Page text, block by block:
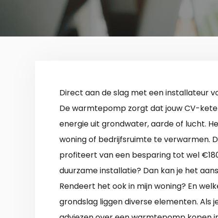
Direct aan de slag met een installateur
De warmtepomp zorgt dat jouw CV-
energie uit grondwater, aarde of lucht.
woning of bedrijfsruimte te verwarmen.
profiteert van een besparing tot wel
duurzame installatie? Dan kan je het
Rendeert het ook in mijn woning? En
grondslag liggen diverse elementen. Als